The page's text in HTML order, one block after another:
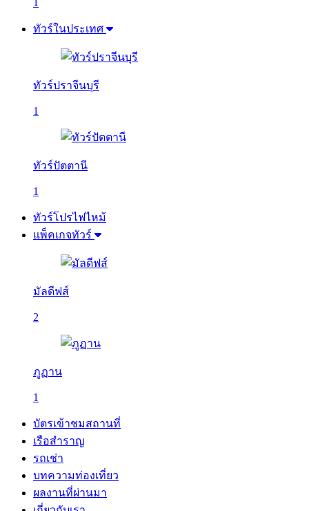
ทัวร์ในประเทศ
ทัวร์ปราจีนบุรี
1
ทัวร์ปัตตานี
1
ทัวร์โปรไฟไหม้
แพ็คเกจทัวร์
มัลดีฟส์
2
ภูฏาน
1
บัตรเข้าชมสถานที่
เรือสำราญ
รถเช่า
บทความท่องเที่ยว
ผลงานที่ผ่านมา